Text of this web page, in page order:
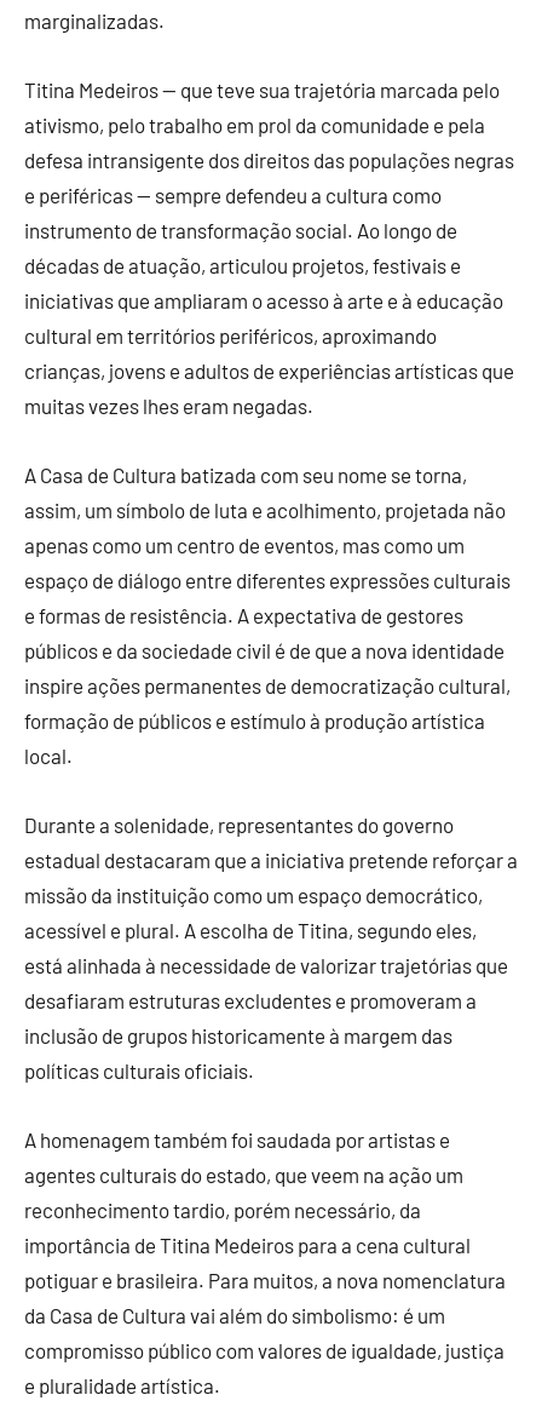
marginalizadas.
Titina Medeiros — que teve sua trajetória marcada pelo
ativismo, pelo trabalho em prol da comunidade e pela
defesa intransigente dos direitos das populações negras
e periféricas — sempre defendeu a cultura como
instrumento de transformação social. Ao longo de
décadas de atuação, articulou projetos, festivais e
iniciativas que ampliaram o acesso à arte e à educação
cultural em territórios periféricos, aproximando
crianças, jovens e adultos de experiências artísticas que
muitas vezes lhes eram negadas.
A Casa de Cultura batizada com seu nome se torna,
assim, um símbolo de luta e acolhimento, projetada não
apenas como um centro de eventos, mas como um
espaço de diálogo entre diferentes expressões culturais
e formas de resistência. A expectativa de gestores
públicos e da sociedade civil é de que a nova identidade
inspire ações permanentes de democratização cultural,
formação de públicos e estímulo à produção artística
local.
Durante a solenidade, representantes do governo
estadual destacaram que a iniciativa pretende reforçar a
missão da instituição como um espaço democrático,
acessível e plural. A escolha de Titina, segundo eles,
está alinhada à necessidade de valorizar trajetórias que
desafiaram estruturas excludentes e promoveram a
inclusão de grupos historicamente à margem das
políticas culturais oficiais.
A homenagem também foi saudada por artistas e
agentes culturais do estado, que veem na ação um
reconhecimento tardio, porém necessário, da
importância de Titina Medeiros para a cena cultural
potiguar e brasileira. Para muitos, a nova nomenclatura
da Casa de Cultura vai além do simbolismo: é um
compromisso público com valores de igualdade, justiça
e pluralidade artística.